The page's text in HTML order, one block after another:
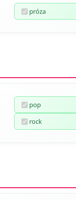
próza
pop
rock